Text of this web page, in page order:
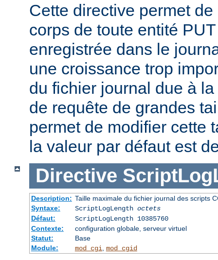
Cette directive permet
corps de toute entité
enregistrée dans le
une croissance trop
du fichier journal due à
de requête de grandes
permet de modifier cette
la valeur par défaut est
Directive
Description: Taille maximale du fichier journal des scripts
Syntaxe:
ScriptLogLength octets
Défaut:
ScriptLogLength 10385760
Contexte:
configuration globale, serveur virtuel
Statut:
Base
Module:
mod_cgi mod_cgid